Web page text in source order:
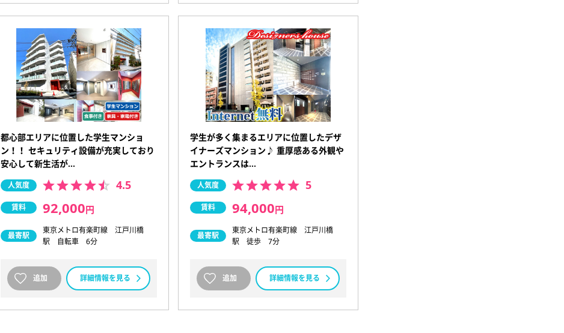
都心部エリアに位置した学生マンショ
ン！！ セキュリティ設備が充実しており
安心して新生活が…
人気度 4.5
賃料 92,000円
最寄駅
東京メトロ有楽町線 江戸川橋
駅 自転車 6分
追加 詳細情報を見る
学生が多く集まるエリアに位置したデザ
イナーズマンション♪ 重厚感ある外観や
エントランスは…
人気度 5
賃料 94,000円
最寄駅
東京メトロ有楽町線 江戸川橋
駅 徒歩 7分
追加 詳細情報を見る